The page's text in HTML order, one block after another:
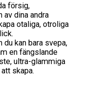
försig,
dina andra
otaliga, otroliga
du kan bara svepa,
en fängslande
ultra-glammiga
skapa.